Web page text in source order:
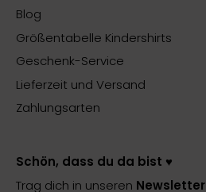
Blog
Größentabelle Kindershirts
Geschenk-Service
Lieferzeit und Versand
Zahlungsarten
Schön, dass du da bist ♥️
Trag dich in unseren Newsletter